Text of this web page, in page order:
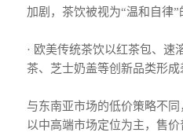
加剧，茶饮被视为“温和自律”
· 欧美传统茶饮以红茶包、速
茶、芝士奶盖等创新品类形成
与东南亚市场的低价策略不
以中高端市场定位为主，售